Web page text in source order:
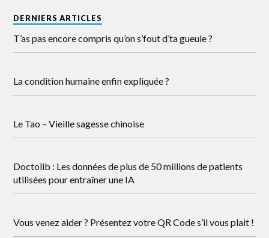
DERNIERS ARTICLES
T’as pas encore compris qu’on s’fout d’ta gueule ?
La condition humaine enfin expliquée ?
Le Tao – Vieille sagesse chinoise
Doctolib : Les données de plus de 50 millions de patients
utilisées pour entraîner une IA
Vous venez aider ? Présentez votre QR Code s’il vous plait !